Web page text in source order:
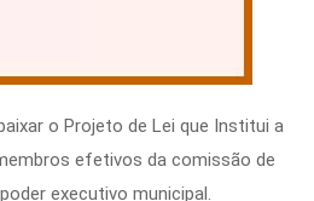
o Projeto de Lei que Institui a
efetivos da comissão de
executivo municipal.